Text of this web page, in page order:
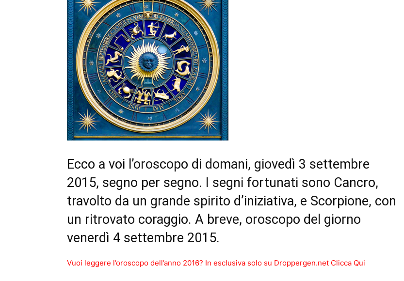
Ecco a voi l’oroscopo di domani, giovedì 3 settembre
2015, segno per segno. I segni fortunati sono Cancro,
travolto da un grande spirito d’iniziativa, e Scorpione, con
un ritrovato coraggio. A breve, oroscopo del giorno
venerdì 4 settembre 2015.
Vuoi leggere l’oroscopo dell’anno 2016? In esclusiva solo su Droppergen.net Clicca Qui